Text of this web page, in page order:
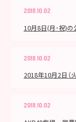
2018.10.02
10月8日(月･祝)の
2018.10.02
2018年10月2日（
2018.10.02